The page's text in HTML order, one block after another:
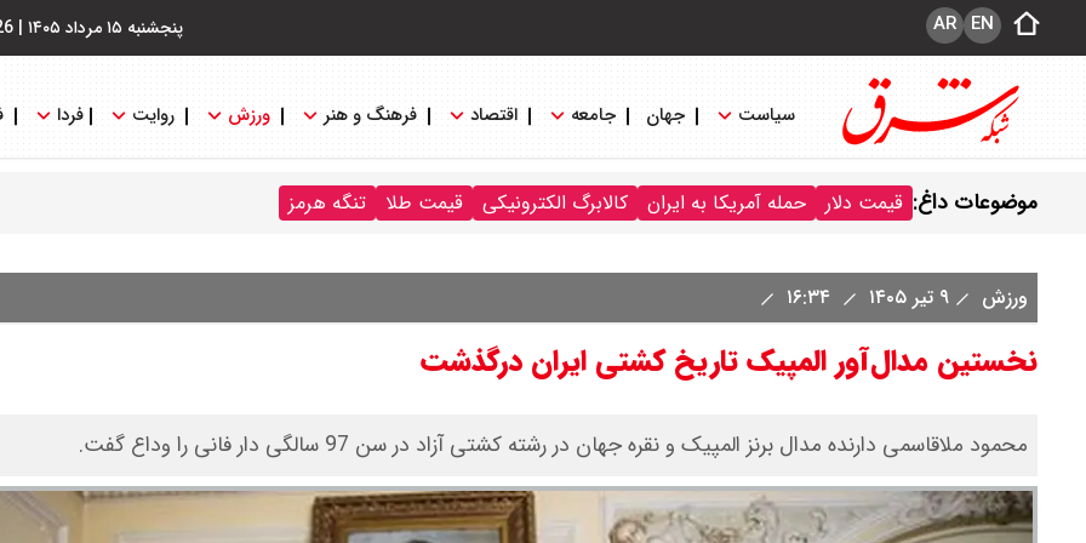
پنجشنبه ۱۵ مرداد ۱۴۰۵ | EN
AR
سیاست جهان جامعه اقتصاد فرهنگ و هنر ورزش روایت فردا
موضوعات داغ: قیمت دلار حمله آمریکا به ایران کالابرگ الکترونیکی قیمت طلا تنگه هرمز
ورزش ۹ تیر ۱۴۰۵
نخستین مدال‌آور المپیک تاریخ کشتی ایران درگذشت
محمود ملاقاسمی دارنده مدال برنز المپیک و نقره جهان در رشته کشتی آزاد در سن 97 سالگی دار فانی را وداع گفت.